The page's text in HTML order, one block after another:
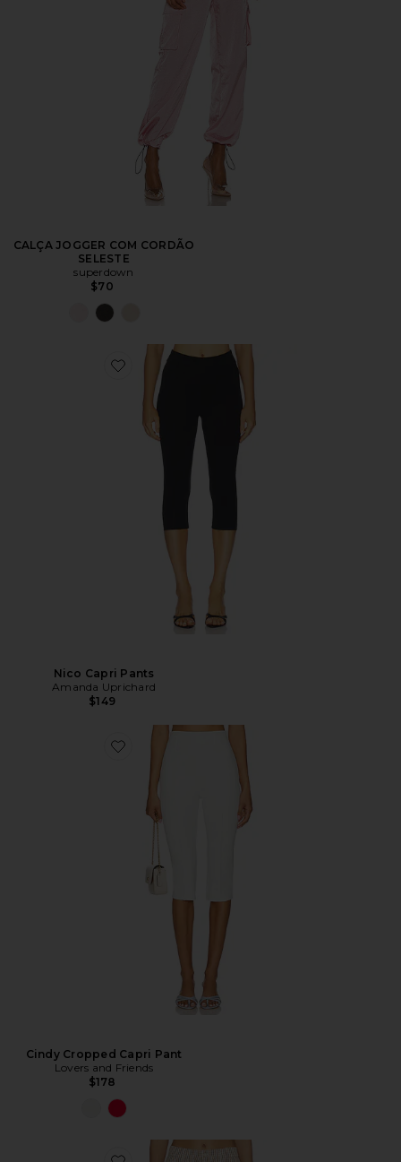
CALÇA JOGGER COM CORDÃO
SELESTE
superdown
$70
Nico Capri Pants
Amanda Uprichard
$149
Cindy Cropped Capri Pant
Lovers and Friends
$178